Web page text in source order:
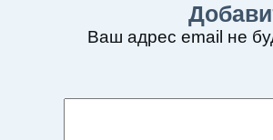
Ваш адрес email не